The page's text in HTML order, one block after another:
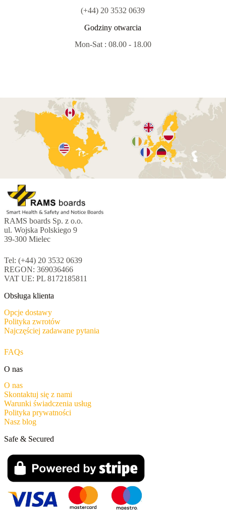
(+44) 20 3532 0639
Godziny otwarcia
Mon-Sat : 08.00 - 18.00
RAMS boards Sp. z o.o.
ul. Wojska Polskiego 9
39-300 Mielec
Tel: (+44) 20 3532 0639
REGON: 369036466
VAT UE: PL 8172185811
Obsługa klienta
Opcje dostawy
Polityka zwrotów
Najczęściej zadawane pytania
FAQs
O nas
O nas
Skontaktuj się z nami
Warunki świadczenia usług
Polityka prywatności
Nasz blog
Safe & Secured